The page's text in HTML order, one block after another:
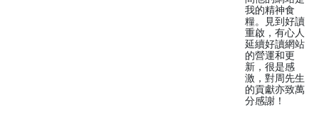
我的精神食
糧。見到好讀
重啟，有心人
延續好讀網站
的營運和更
新，很是感
激，對周先生
的貢獻亦致萬
分感謝！